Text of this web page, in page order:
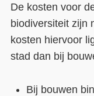
De kosten voor
biodiversiteit zijn
kosten hiervoor
stad dan bij
Bij bouwen